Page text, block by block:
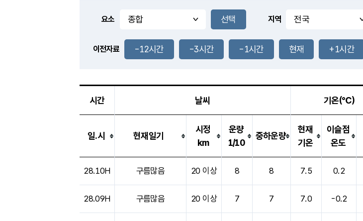
풍도
0.7m/s
26.4
℃
-
-mm
요소 지역
이전자료 -12시간 -3시간 -1시간 현재 +1시간
시간 날씨 기온(℃)
일.시 현재일기
시정
km
운량
1/10
중하운량
현재
기온
이슬점
온도
28.10H 구름많음 20 이상 8 8 7.5 0.2
28.09H 구름많음 20 이상 7 7 7.0 -0.2